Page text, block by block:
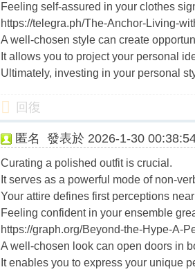
Feeling self-assured in your clothes
https://telegra.ph/The-Anchor-Living-
A well-chosen style can create
It allows you to project your personal
Ultimately, investing in your personal
回復
匿名 發表於 2026-1-30
Curating a polished outfit is crucial.
It serves as a powerful mode of non-
Your attire defines first perceptions
Feeling confident in your ensemble
https://graph.org/Beyond-the-Hype-A-
A well-chosen look can open doors in
It enables you to express your unique